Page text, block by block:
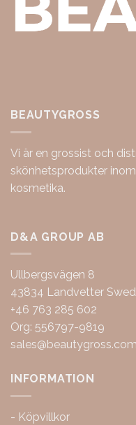
BEAUTYGROSS
Vi är en grossist och
skönhetsprodukter
kosmetika.
D&A GROUP AB
Ullbergsvägen 8
43834 Landvetter
+46 763 285 602
Org: 556797-9819
sales@beautygross.com
INFORMATION
- Köpvillkor